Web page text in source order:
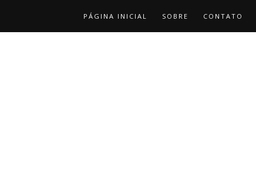
PÁGINA INICIAL SOBRE CONTATO